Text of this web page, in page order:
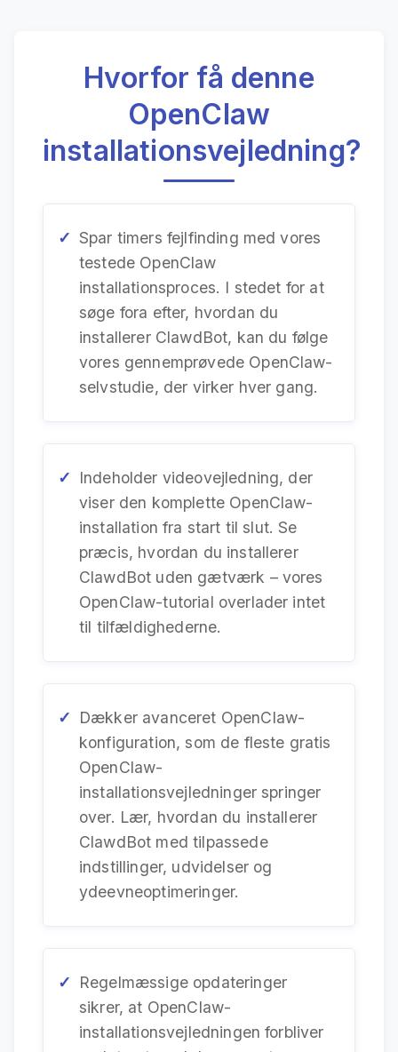
Hvorfor få denne
OpenClaw
installationsvejledning?
Spar timers fejlfinding med vores
testede OpenClaw
installationsproces. I stedet for at
søge fora efter, hvordan du
installerer ClawdBot, kan du følge
vores gennemprøvede OpenClaw-
selvstudie, der virker hver gang.
Indeholder videovejledning, der
viser den komplette OpenClaw-
installation fra start til slut. Se
præcis, hvordan du installerer
ClawdBot uden gætværk – vores
OpenClaw-tutorial overlader intet
til tilfældighederne.
Dækker avanceret OpenClaw-
konfiguration, som de fleste gratis
OpenClaw-
installationsvejledninger springer
over. Lær, hvordan du installerer
ClawdBot med tilpassede
indstillinger, udvidelser og
ydeevneoptimeringer.
Regelmæssige opdateringer
sikrer, at OpenClaw-
installationsvejledningen forbliver